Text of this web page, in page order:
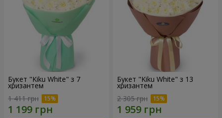
Букет "Kiku White" з 7
хризантем
1 411 грн
Букет "Kiku White" з 13
хризантем
2 305 грн